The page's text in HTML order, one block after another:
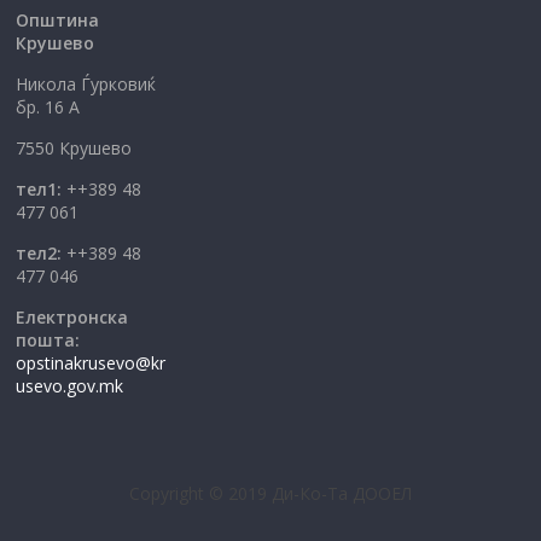
Општина
Крушево
Никола Ѓурковиќ
бр. 16 А
7550 Крушево
тел1: ++389 48
477 061
тел2: ++389 48
477 046
Електронска
пошта:
opstinakrusevo@kr
usevo.gov.mk